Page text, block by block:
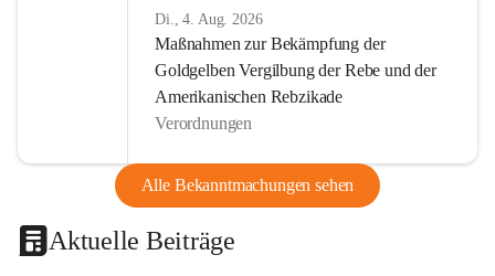
Di., 4. Aug. 2026
Maßnahmen zur Bekämpfung der
Goldgelben Vergilbung der Rebe und der
Amerikanischen Rebzikade
Verordnungen
Alle Bekanntmachungen sehen
Aktuelle Beiträge